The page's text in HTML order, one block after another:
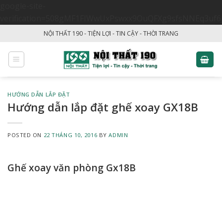
content
NỘI THẤT 190 - TIỆN LỢI - TIN CẬY - THỜI TRANG
HƯỚNG DẪN LẮP ĐẶT
Hướng dẫn lắp đặt ghế xoay GX18B
POSTED ON 22 THÁNG 10, 2016 BYADMIN
Ghế xoay văn phòng Gx18B